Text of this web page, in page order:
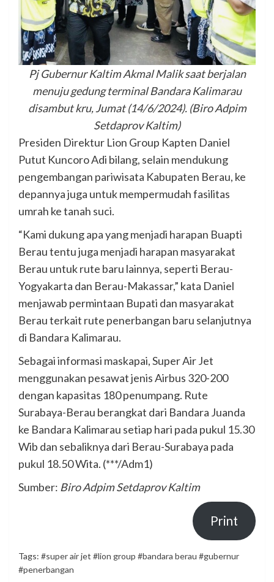
Pj Gubernur Kaltim Akmal Malik saat berjalan
menuju gedung terminal Bandara Kalimarau
disambut kru, Jumat (14/6/2024). (Biro Adpim
Setdaprov Kaltim)
Presiden Direktur Lion Group Kapten Daniel
Putut Kuncoro Adi bilang, selain mendukung
pengembangan pariwisata Kabupaten Berau, ke
depannya juga untuk mempermudah fasilitas
umrah ke tanah suci.
“Kami dukung apa yang menjadi harapan Buapti
Berau tentu juga menjadi harapan masyarakat
Berau untuk rute baru lainnya, seperti Berau-
Yogyakarta dan Berau-Makassar,” kata Daniel
menjawab permintaan Bupati dan masyarakat
Berau terkait rute penerbangan baru selanjutnya
di Bandara Kalimarau.
Sebagai informasi maskapai, Super Air Jet
menggunakan pesawat jenis Airbus 320-200
dengan kapasitas 180 penumpang. Rute
Surabaya-Berau berangkat dari Bandara Juanda
ke Bandara Kalimarau setiap hari pada pukul 15.30
Wib dan sebaliknya dari Berau-Surabaya pada
pukul 18.50 Wita. (***/Adm1)
Sumber: Biro Adpim Setdaprov Kaltim
Print
Tags: #super air jet #lion group #bandara berau #gubernur
#penerbangan